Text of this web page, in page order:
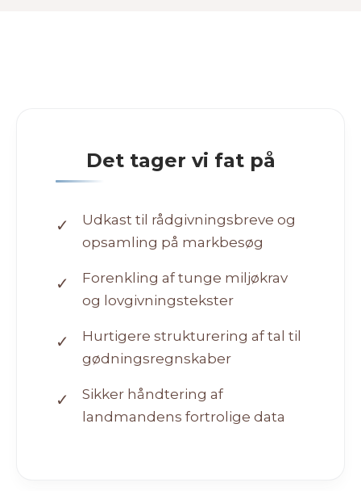
Det tager vi fat på
✓
Udkast til rådgivningsbreve og
opsamling på markbesøg
✓
Forenkling af tunge miljøkrav
og lovgivningstekster
✓
Hurtigere strukturering af tal til
gødningsregnskaber
✓
Sikker håndtering af
landmandens fortrolige data